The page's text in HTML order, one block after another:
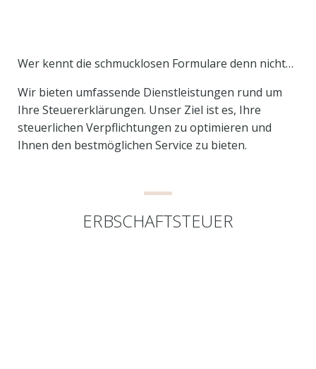
Wer kennt die schmucklosen Formulare denn nicht…
Wir bieten umfassende Dienstleistungen rund um
Ihre Steuererklärungen. Unser Ziel ist es, Ihre
steuerlichen Verpflichtungen zu optimieren und
Ihnen den bestmöglichen Service zu bieten.
ERBSCHAFTSTEUER